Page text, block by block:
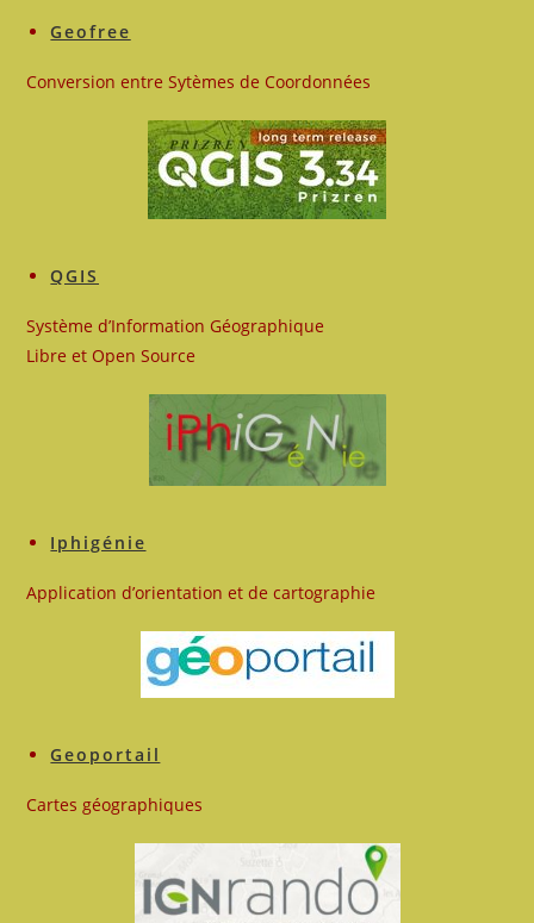
Geofree
Conversion entre Sytèmes de Coordonnées
QGIS
Système d’Information Géographique
Libre et Open Source
Iphigénie
Application d’orientation et de cartographie
Geoportail
Cartes géographiques